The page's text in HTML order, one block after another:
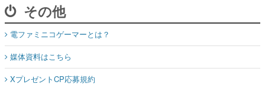
その他
電ファミニコゲーマーとは？
媒体資料はこちら
XプレゼントCP応募規約